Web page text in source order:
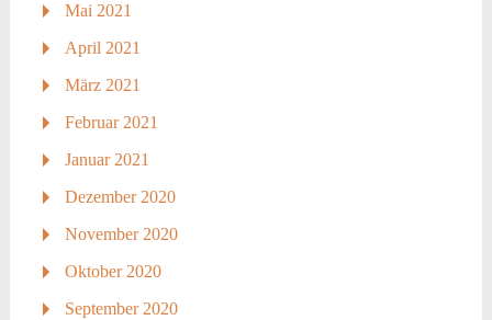
Mai 2021
April 2021
März 2021
Februar 2021
Januar 2021
Dezember 2020
November 2020
Oktober 2020
September 2020